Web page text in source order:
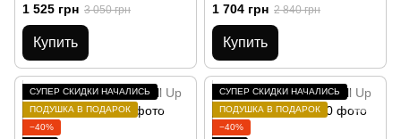
1 525 грн 3 050 грн
Купить
1 704 грн 2 840 грн
Купить
СУПЕР СКИДКИ НАЧАЛИСЬ
ПОДУШКА В ПОДАРОК
−40%
СУПЕР СКИДКИ НАЧАЛИСЬ
ПОДУШКА В ПОДАРОК
−40%